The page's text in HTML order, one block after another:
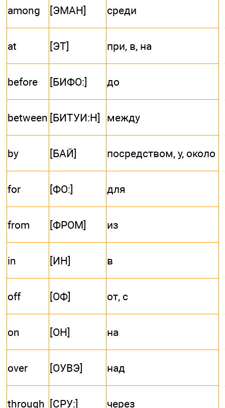
among [ЭМАН] среди
at [ЭТ] при, в, на
before [БИФО:] до
between [БИТУИ:Н] между
by [БАЙ] посредством, у, около
for [ФО:] для
from [ФРОМ] из
in [ИН] в
off [ОФ] от, с
on [ОН] на
over [ОУВЭ] над
through [СРУ:] через